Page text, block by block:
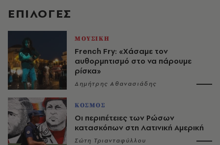
EΠΙΛΟΓΈΣ
ΜΟΥΣΙΚΗ
French Fry: «Χάσαμε τον
αυθορμητισμό στο να πάρουμε
ρίσκα»
Δημήτρης Αθανασιάδης
ΚΟΣΜΟΣ
Οι περιπέτειες των Ρώσων
κατασκόπων στη Λατινική Αμερική
Σώτη Τριανταφύλλου